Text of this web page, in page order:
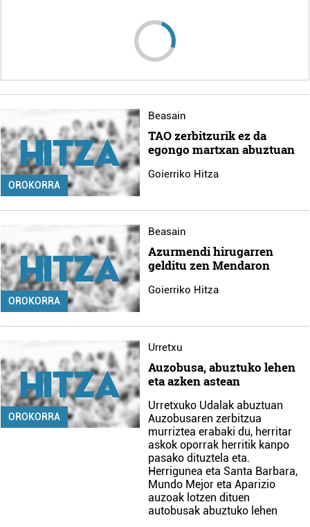
OROKORRA
Beasain
TAO zerbitzurik ez da
egongo martxan abuztuan
Goierriko Hitza
OROKORRA
Beasain
Azurmendi hirugarren
gelditu zen Mendaron
Goierriko Hitza
OROKORRA
Urretxu
Auzobusa, abuztuko lehen
eta azken astean
Urretxuko Udalak abuztuan
Auzobusaren zerbitzua
murriztea erabaki du, herritar
askok oporrak herritik kanpo
pasako dituztela eta.
Herrigunea eta Santa Barbara,
Mundo Mejor eta Aparizio
auzoak lotzen dituen
autobusak abuztuko lehen